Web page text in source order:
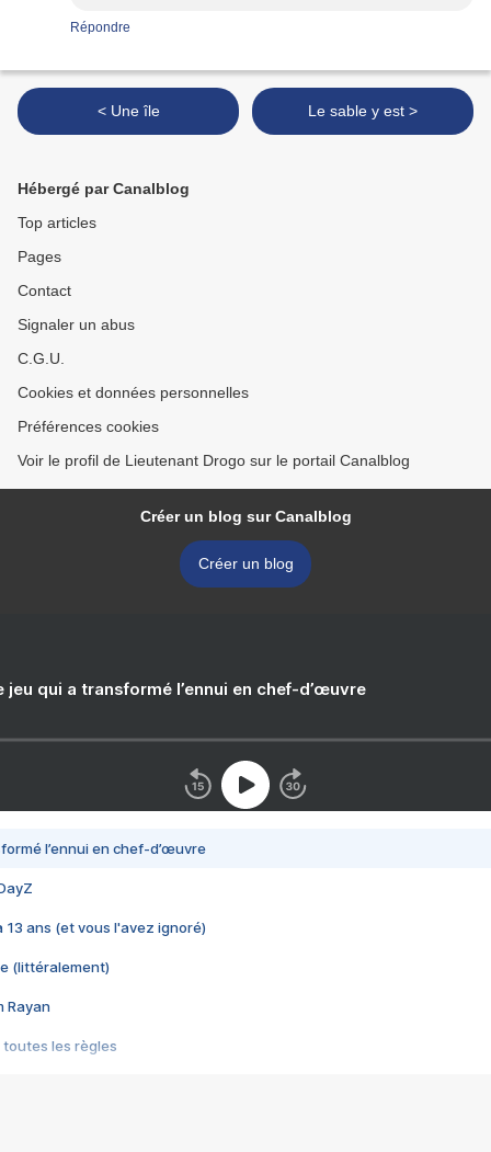
Répondre
< Une île Le sable y est >
Hébergé par Canalblog
Top articles
Pages
Contact
Signaler un abus
C.G.U.
Cookies et données personnelles
Préférences cookies
Voir le profil de Lieutenant Drogo sur le portail Canalblog
Créer un blog sur Canalblog
Créer un blog
jeu qui a transformé l’ennui en chef-d’œuvre
l’ennui en chef-d’œuvre
13 ans (et vous l'avez ignoré)
(littéralement)
Rayan
toutes les règles